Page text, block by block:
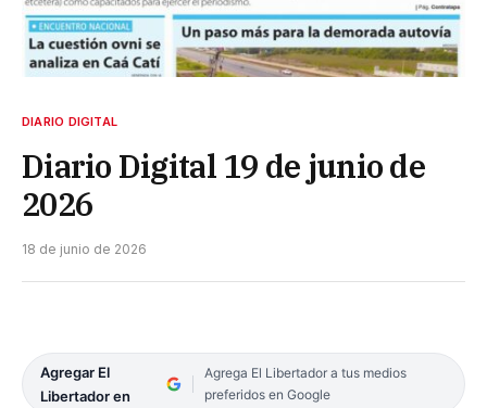
DIARIO DIGITAL
Diario Digital 19 de junio de
2026
18 de junio de 2026
Agregar El
Libertador en
Agrega El Libertador a tus medios
preferidos en Google